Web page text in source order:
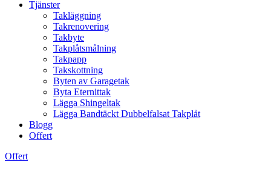
Tjänster
Takläggning
Takrenovering
Takbyte
Takplåtsmålning
Takpapp
Takskottning
Byten av Garagetak
Byta Eternittak
Lägga Shingeltak
Lägga Bandtäckt Dubbelfalsat Takplåt
Blogg
Offert
Offert